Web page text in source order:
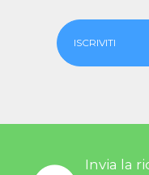
ISCRIVITI
Invia la